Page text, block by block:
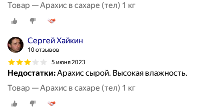
Товар — Арахис в сахаре (тел) 1 кг
Сергей Хайкин
10 отзывов
5 июня 2023
Недостатки:Арахис сырой. Высокая влажность.
Товар — Арахис в сахаре (тел) 1 кг